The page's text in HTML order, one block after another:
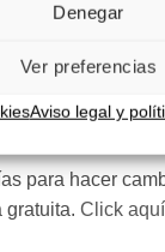
Denegar
Ver preferencias
Aviso legal y
para hacer
gratuita. Click